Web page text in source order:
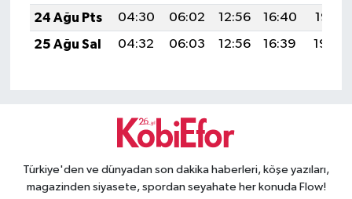
24 Ağu Pts
04:30 06:02 12:56 16:40
19:41
25 Ağu Sal
04:32 06:03 12:56 16:39 19:39
Türkiye'den ve dünyadan son dakika haberleri, köşe yazıları,
magazinden siyasete, spordan seyahate her konuda Flow!